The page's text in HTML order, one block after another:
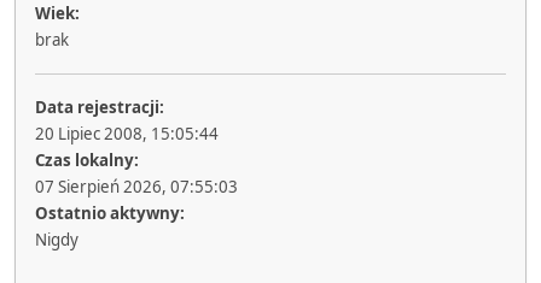
Wiek:
brak
Data rejestracji:
20 Lipiec 2008, 15:05:44
Czas lokalny:
07 Sierpień 2026, 07:55:03
Ostatnio aktywny:
Nigdy